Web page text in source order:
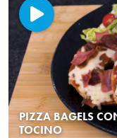
PIZZA BAGELS
TOCINO